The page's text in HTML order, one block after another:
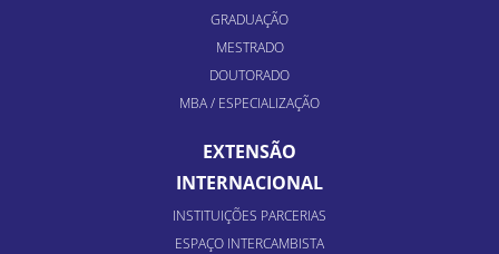
GRADUAÇÃO
MESTRADO
DOUTORADO
MBA / ESPECIALIZAÇÃO
EXTENSÃO
INTERNACIONAL
INSTITUIÇÕES PARCERIAS
ESPAÇO INTERCAMBISTA